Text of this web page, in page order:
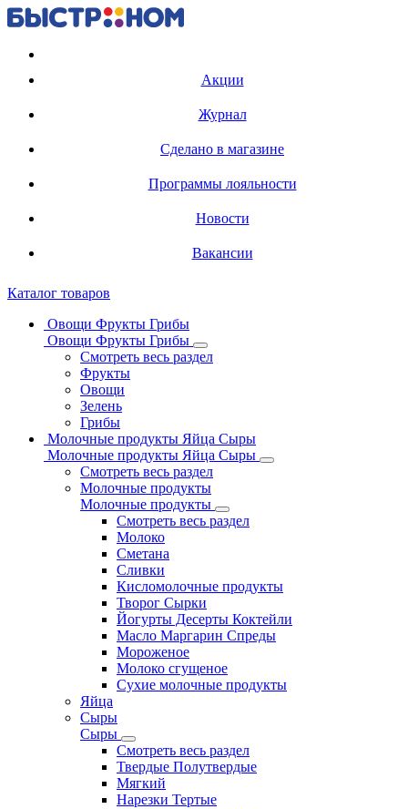
Акции
Журнал
Сделано в магазине
Программы лояльности
Новости
Вакансии
Каталог товаров
Овощи Фрукты Грибы
Овощи Фрукты Грибы
Смотреть весь раздел
Фрукты
Овощи
Зелень
Грибы
Молочные продукты Яйца Сыры
Молочные продукты Яйца Сыры
Смотреть весь раздел
Молочные продукты
Молочные продукты
Смотреть весь раздел
Молоко
Сметана
Сливки
Кисломолочные продукты
Творог Сырки
Йогурты Десерты Коктейли
Масло Маргарин Спреды
Мороженое
Молоко сгущеное
Сухие молочные продукты
Яйца
Сыры
Сыры
Смотреть весь раздел
Твердые Полутвердые
Мягкий
Нарезки Тертые